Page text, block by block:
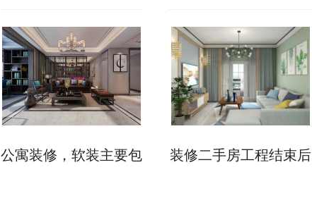
公寓装修，软装主要包
装修二手房工程结束后